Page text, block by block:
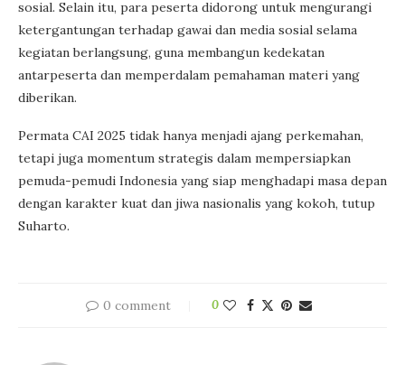
sosial. Selain itu, para peserta didorong untuk mengurangi
ketergantungan terhadap gawai dan media sosial selama
kegiatan berlangsung, guna membangun kedekatan
antarpeserta dan memperdalam pemahaman materi yang
diberikan.
Permata CAI 2025 tidak hanya menjadi ajang perkemahan,
tetapi juga momentum strategis dalam mempersiapkan
pemuda-pemudi Indonesia yang siap menghadapi masa depan
dengan karakter kuat dan jiwa nasionalis yang kokoh, tutup
Suharto.
0 comment 0